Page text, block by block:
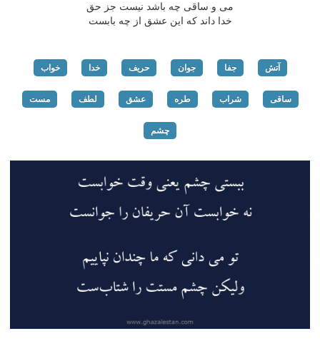
می و ساقی چه باشد نیست جز حق
خدا داند كه این عشق از چه بابست
آتش جفا جوان حریف خدا خواب
ساقی شراب طره عشق لطف مست
چشم